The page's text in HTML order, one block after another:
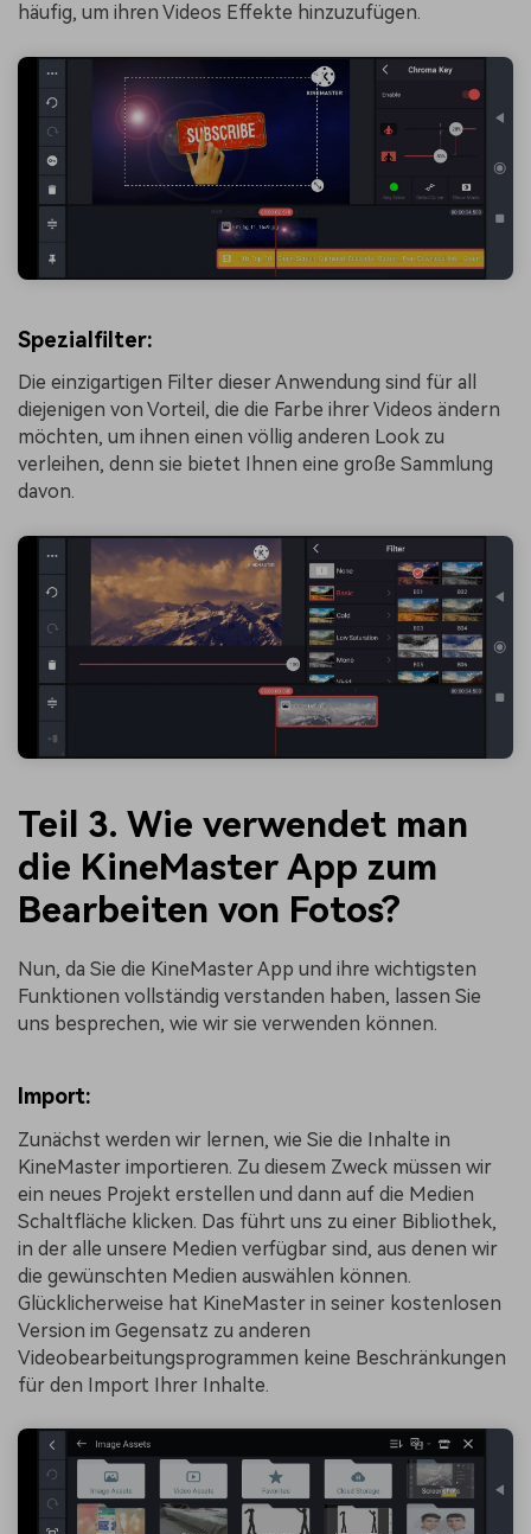
häufig, um ihren Videos Effekte hinzuzufügen.
Spezialfilter:
Die einzigartigen Filter dieser Anwendung sind für all
diejenigen von Vorteil, die die Farbe ihrer Videos ändern
möchten, um ihnen einen völlig anderen Look zu
verleihen, denn sie bietet Ihnen eine große Sammlung
davon.
Teil 3. Wie verwendet man
die KineMaster App zum
Bearbeiten von Fotos?
Nun, da Sie die KineMaster App und ihre wichtigsten
Funktionen vollständig verstanden haben, lassen Sie
uns besprechen, wie wir sie verwenden können.
Import:
Zunächst werden wir lernen, wie Sie die Inhalte in
KineMaster importieren. Zu diesem Zweck müssen wir
ein neues Projekt erstellen und dann auf die Medien
Schaltfläche klicken. Das führt uns zu einer Bibliothek,
in der alle unsere Medien verfügbar sind, aus denen wir
die gewünschten Medien auswählen können.
Glücklicherweise hat KineMaster in seiner kostenlosen
Version im Gegensatz zu anderen
Videobearbeitungsprogrammen keine Beschränkungen
für den Import Ihrer Inhalte.